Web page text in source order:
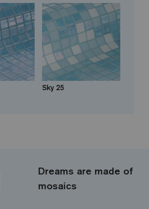
Sky 25
Dreams are made of
mosaics